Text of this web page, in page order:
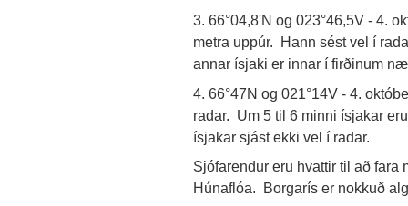
3. 66°04,8'N og 023°46,5V - 4.
metra uppúr. Hann sést vel í
annar ísjaki er innar í firðinum
4. 66°47N og 021°14V - 4.
radar. Um 5 til 6 minni ísjakar
ísjakar sjást ekki vel í radar.
Sjófarendur eru hvattir til að
Húnaflóa. Borgarís er nokkuð